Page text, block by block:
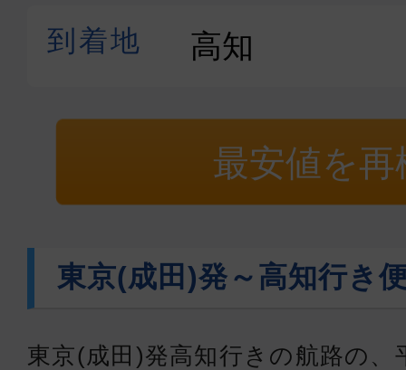
最安値を再
東京(成田)発～高知行き
東京(成田)発高知行きの航路の